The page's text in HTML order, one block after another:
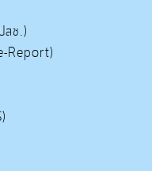
สช.)
Report)